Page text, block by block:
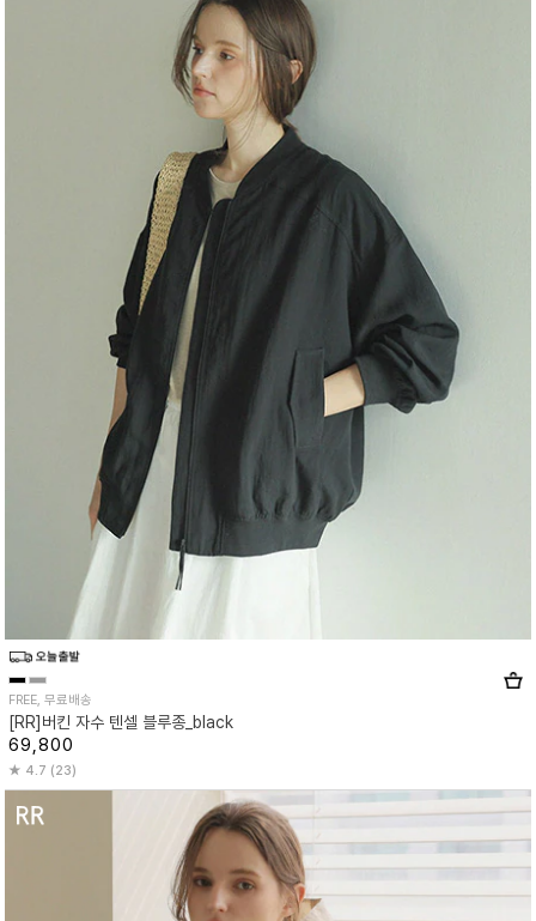
FREE, 무료배송
[RR]버킨 자수 텐셀 블루종_black
69,800
4.7 (23)